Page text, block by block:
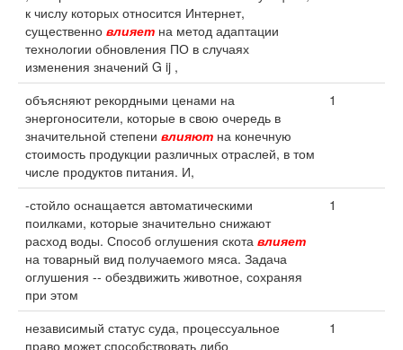
к числу которых относится Интернет,
существенно влияет на метод адаптации
технологии обновления ПО в случаях
изменения значений G ij ,
объясняют рекордными ценами на
энергоносители, которые в свою очередь в
значительной степени влияют на конечную
стоимость продукции различных отраслей, в том
числе продуктов питания. И,
1
-стойло оснащается автоматическими
поилками, которые значительно снижают
расход воды. Способ оглушения скота влияет
на товарный вид получаемого мяса. Задача
оглушения -- обездвижить животное, сохраняя
при этом
1
независимый статус суда, процессуальное
право может способствовать либо
1